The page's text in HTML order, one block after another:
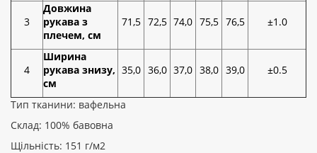
3
Довжина
рукава з
плечем, см
71,5 72,5 74,0 75,5 76,5 ±1.0
4
Ширина
рукава знизу,
см
35,0 36,0 37,0 38,0 39,0 ±0.5
Тип тканини: вафельна
Склад: 100% бавовна
Щільність: 151 г/м2